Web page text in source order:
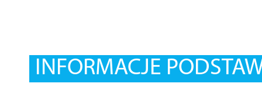
INFORMACJE